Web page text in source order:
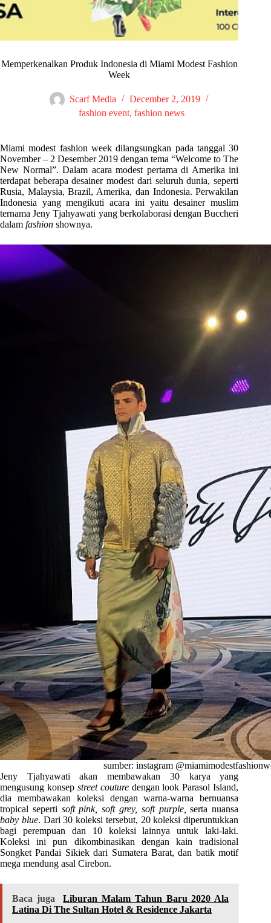
Memperkenalkan Produk Indonesia di Miami Modest Fashion
Week
Scarf Media
December 2, 2019
fashion event, fashion news
Miami modest fashion week dilangsungkan pada tanggal 30
November – 2 Desember 2019 dengan tema “Welcome to The
New Normal”. Dalam acara modest pertama di Amerika ini
terdapat beberapa desainer modest dari seluruh dunia, seperti
Rusia, Malaysia, Brazil, Amerika, dan Indonesia. Perwakilan
Indonesia yang mengikuti acara ini yaitu desainer muslim
ternama Jeny Tjahyawati yang berkolaborasi dengan Buccheri
dalam fashion shownya.
sumber: instagram
Jeny Tjahyawati akan membawakan 30 karya yang
mengusung konsep street couturedengan look Parasol Island,
dia membawakan koleksi dengan warna-warna bernuansa
tropical seperti soft pink, soft grey, soft purple, serta nuansa
baby blue. Dari 30 koleksi tersebut, 20 koleksi diperuntukkan
bagi perempuan dan 10 koleksi lainnya untuk laki-laki.
Koleksi ini pun dikombinasikan dengan kain tradisional
Songket Pandai Sikiek dari Sumatera Barat, dan batik motif
mega mendung asal Cirebon.
Baca juga
Liburan Malam Tahun Baru 2020 Ala
Latina Di The Sultan Hotel & Residence Jakarta